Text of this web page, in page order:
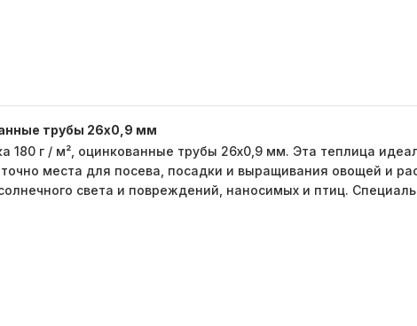
трубы 26х0,9 мм
180 г / м², оцинкованные трубы 26х0,9 мм. Эта теплица
места для посева, посадки и выращивания овощей и
света и повреждений, наносимых и птиц.